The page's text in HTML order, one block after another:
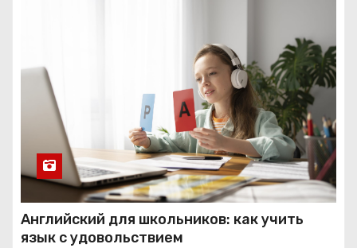
Английский для школьников: как учить
язык с удовольствием